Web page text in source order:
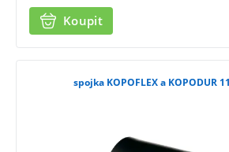
Koupit
spojka KOPOFLEX a KOPODUR